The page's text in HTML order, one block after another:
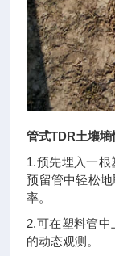
管式TDR土壤
1.预先埋入一
预留管中轻松
率。
2.可在塑料管
的动态观测。